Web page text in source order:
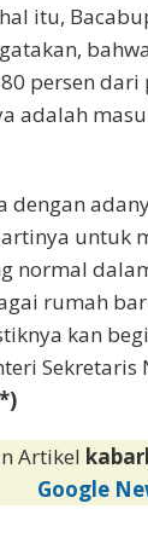
itu,
persen
adalah
dengan
untuk
normal
rumah
kan
Sekretaris
Artikel
Google